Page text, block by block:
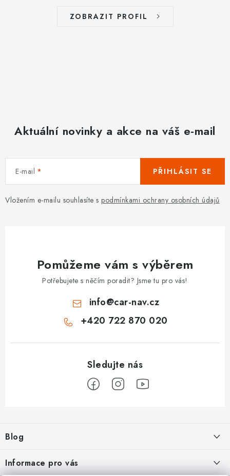
ZOBRAZIT PROFIL
Aktuální novinky a akce na váš e-mail
E-mail
Vložením e-mailu souhlasíte s podmínkami ochrany osobních údajů
PŘIHLÁSIT SE
Pomůžeme vám s výběrem
Potřebujete s něčím poradit? Jsme tu pro vás!
info@car-nav.cz
+420 722 870 020
p
a
t
Blog
Škoad Karoq - Škoda Amundsen MIB3 aktualizace map a kódování
Informace pro vás